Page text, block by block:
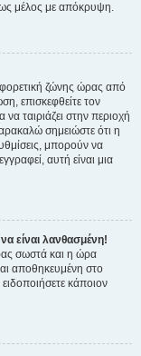
ως μέλος με απόκρυψη.
ζώνης ώρας από
επισκεφθείτε τον
ταιριάζει στην περιοχή
σημειώστε ότι η
μπορούν να
αυτή είναι μια
είναι λανθασμένη!
σωστά και η ώρα
αποθηκευμένη στο
κάποιον